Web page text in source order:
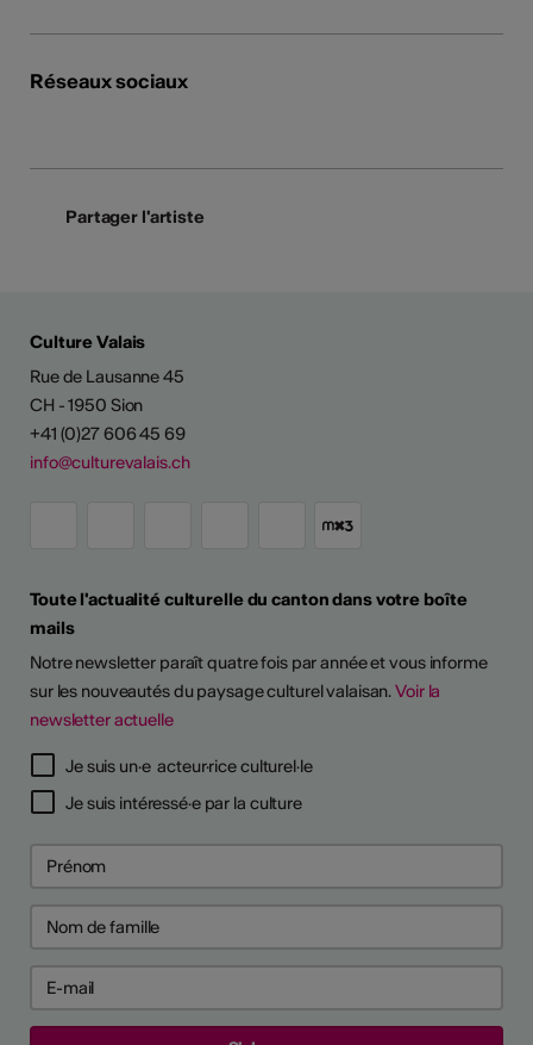
D'ARTISTES
Réseaux sociaux
Partager l'artiste
Culture Valais
Rue de Lausanne 45
CH - 1950 Sion
+41 (0)27 606 45 69
info@culturevalais.ch
Toute l'actualité culturelle du canton dans votre boîte
mails
Notre newsletter paraît quatre fois par année et vous informe
sur les nouveautés du paysage culturel valaisan.Voir la
newsletter actuelle
Je suis un·e acteur·rice culturel·le
Je suis intéressé·e par la culture